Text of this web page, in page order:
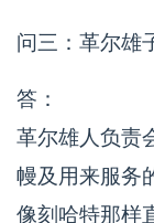
问三：革尔雄
答：
革尔雄人负责
幔及用来服务
像刻哈特那样